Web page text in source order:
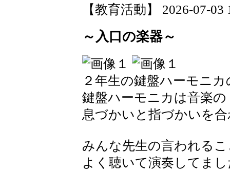
【教育活動】 2026-07-03
～入口の楽器～
２年生の鍵盤ハーモニ
鍵盤ハーモニカは音楽
息づかいと指づかいを
みんな先生の言われる
よく聴いて演奏してま